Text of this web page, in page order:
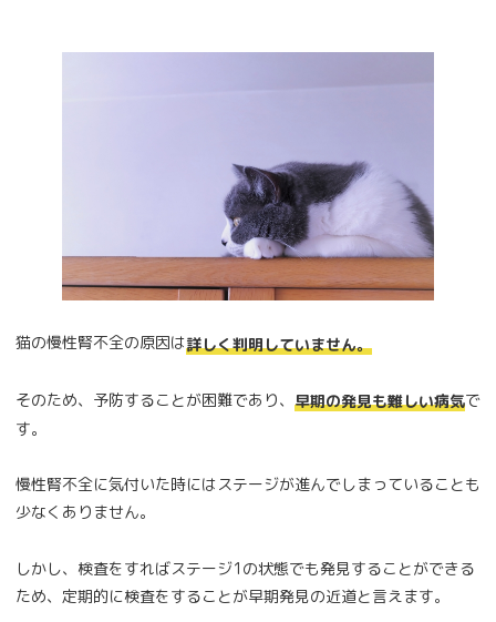
猫の慢性腎不全の原因は詳しく判明していません。
そのため、予防することが困難であり、 早期の発見も難しい病気で
す。
慢性腎不全に気付いた時にはステージが進んでしまっていることも
少なくありません。
しかし、検査をすればステージ1の状態でも発見することができる
ため、定期的に検査をすることが早期発見の近道と言えます。